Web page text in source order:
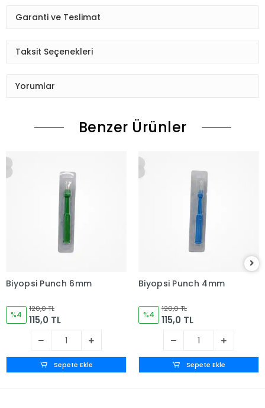
Garanti ve Teslimat
Taksit Seçenekleri
Yorumlar
Benzer Ürünler
Biyopsi Punch 6mm
%4
120,0 TL
115,0 TL
Sepete Ekle
Biyopsi Punch 4mm
%4
120,0 TL
115,0 TL
Sepete Ekle